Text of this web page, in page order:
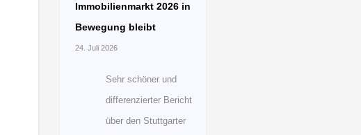
Immobilienmarkt 2026 in
Bewegung bleibt
24. Juli 2026
Sehr schöner und
differenzierter Bericht
über den Stuttgarter